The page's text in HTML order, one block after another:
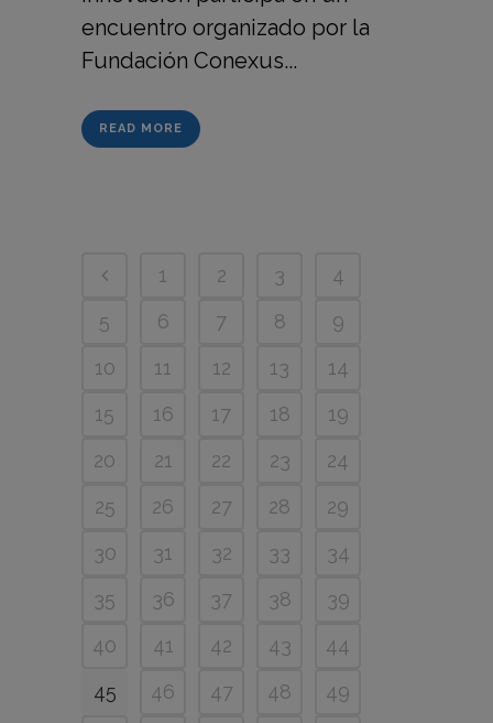
encuentro organizado por la
Fundación Conexus...
READ MORE
1 2 3
4
5
6 7 8
9
10
11 12 13
14
15
16 17 18
19
20
21 22 23
24
25
26 27 28
29
30
31 32 33
34
35
36 37 38
39
40
41 42 43
44
45
46 47 48
49